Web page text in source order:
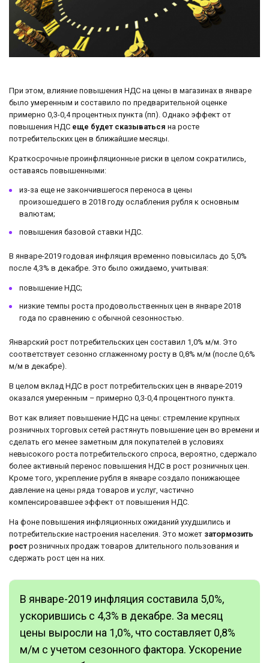
При этом, влияние повышения НДС на цены в магазинах в январе
было умеренным и составило по предварительной оценке
примерно 0,3-0,4 процентных пункта (пп). Однако эффект от
повышения НДС еще будет сказываться на росте
потребительских цен в ближайшие месяцы.
Краткосрочные проинфляционные риски в целом сократились,
оставаясь повышенными:
из-за еще не закончившегося переноса в цены
произошедшего в 2018 году ослабления рубля к основным
валютам;
повышения базовой ставки НДС.
В январе-2019 годовая инфляция временно повысилась до 5,0%
после 4,3% в декабре. Это было ожидаемо, учитывая:
повышение НДС;
низкие темпы роста продовольственных цен в январе 2018
года по сравнению с обычной сезонностью.
Январский рост потребительских цен составил 1,0% м/м. Это
соответствует сезонно сглаженному росту в 0,8% м/м (после 0,6%
м/м в декабре).
В целом вклад НДС в рост потребительских цен в январе-2019
оказался умеренным – примерно 0,3-0,4 процентного пункта.
Вот как влияет повышение НДС на цены: стремление крупных
розничных торговых сетей растянуть повышение цен во времени и
сделать его менее заметным для покупателей в условиях
невысокого роста потребительского спроса, вероятно, сдержало
более активный перенос повышения НДС в рост розничных цен.
Кроме того, укрепление рубля в январе создало понижающее
давление на цены ряда товаров и услуг, частично
компенсировавшее эффект от повышения НДС.
На фоне повышения инфляционных ожиданий ухудшились и
потребительские настроения населения. Это может затормозить
рост розничных продаж товаров длительного пользования и
сдержать рост цен на них.
В январе-2019 инфляция составила 5,0%,
ускорившись с 4,3% в декабре. За месяц
цены выросли на 1,0%, что составляет 0,8%
м/м с учетом сезонного фактора. Ускорение